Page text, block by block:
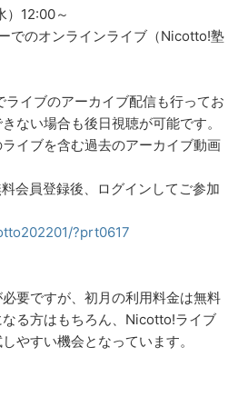
）12:00～
でのオンラインライブ（Nicotto!塾
イブのアーカイブ配信も行ってお
ない場合も後日視聴が可能です。
イブを含む過去のアーカイブ動画
会員登録後、ログインしてご参加
?prt0617
要ですが、初月の利用料金は無料
る方はもちろん、Nicotto!ライブ
やすい機会となっています。